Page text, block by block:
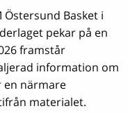
Östersund Basket i
pekar på en
framstår
information om
närmare
materialet.